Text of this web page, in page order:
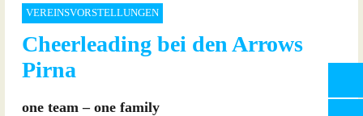
VEREINSVORSTELLUNGEN
Cheerleading bei den Arrows
Pirna
one team – one family